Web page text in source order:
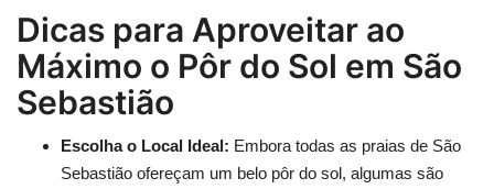
Dicas para Aproveitar ao
Máximo o Pôr do Sol em São
Sebastião
Escolha o Local Ideal: Embora todas as praias de São
Sebastião ofereçam um belo pôr do sol, algumas são